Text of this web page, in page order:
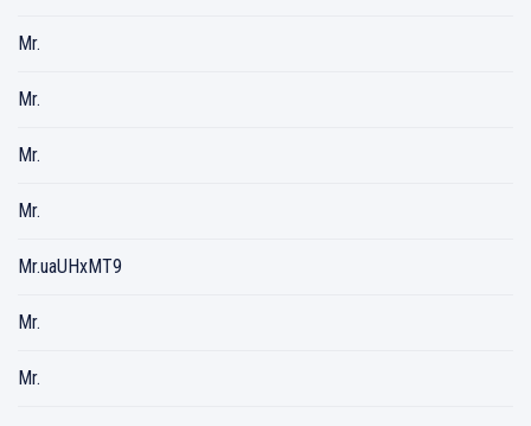
Mr.
Mr.
Mr.
Mr.
Mr.uaUHxMT9
Mr.
Mr.